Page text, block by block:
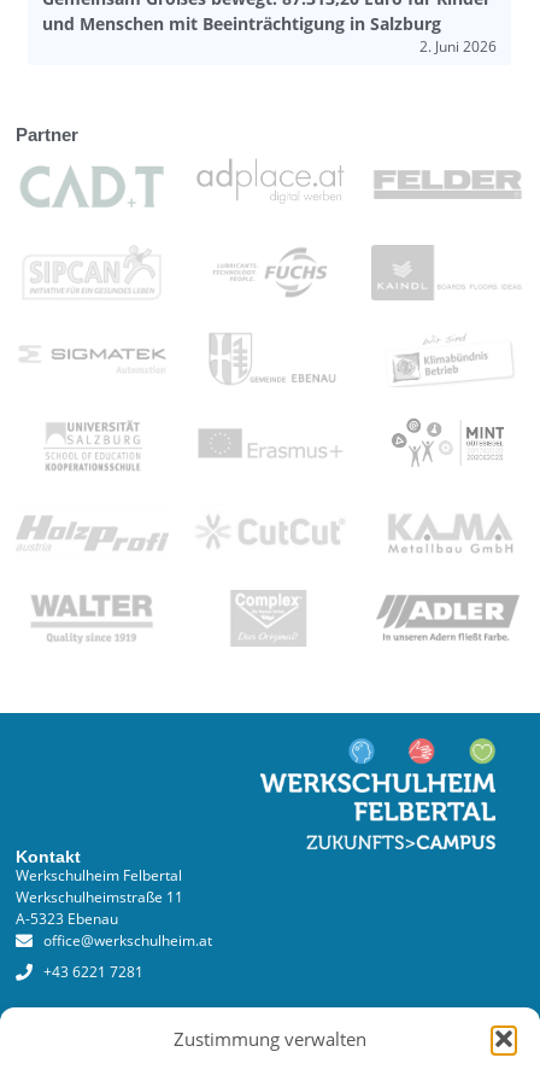
Zustimmung verwalten
Klassenzimmer in die ganze Welt!
Partner
Kontakt
Werkschulheim Felbertal
Werkschulheimstraße 11
A-5323 Ebenau
office@werkschulheim.at
+43 6221 7281